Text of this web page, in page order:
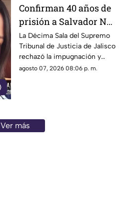
Confirman 40 años de
prisión a Salvador N
por el feminicidio de
Isis Urteaga
La Décima Sala del Supremo
Tribunal de Justicia de Jalisco
rechazó la impugnación y
confirmó la sentencia contra
agosto 07, 2026 08:06 p. m.
Ver más